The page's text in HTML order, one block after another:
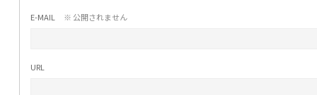
E-MAIL ※ 公開されません
URL